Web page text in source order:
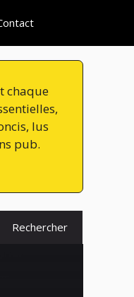
chaque
lus
pub.
Rechercher